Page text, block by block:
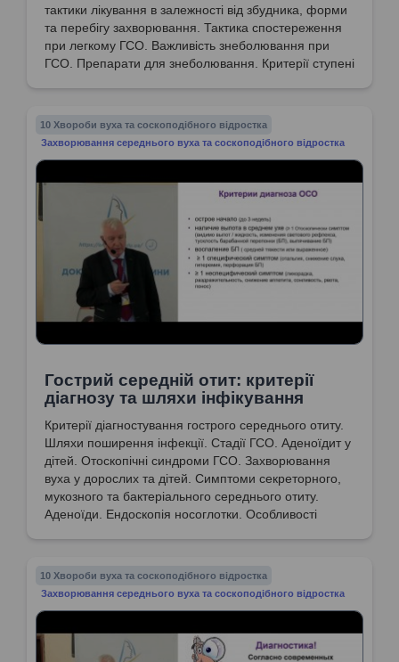
тактики лікування в залежності від збудника, форми
та перебігу захворювання. Тактика спостереження
при легкому ГСО. Важливість знеболювання при
ГСО. Препарати для знеболювання. Критерії ступені
тривалість лікування ГСО антибіотиками.
10 Хвороби вуха та соскоподібного відростка
Захворювання середнього вуха та соскоподібного відростка
Гострий середній отит: критерії
діагнозу та шляхи інфікування
Критерії діагностування гострого середнього отиту.
Шляхи поширення інфекції. Стадії ГСО. Аденоїдит у
дітей. Отоскопічні синдроми ГСО. Захворювання
вуха у дорослих та дітей. Симптоми секреторного,
мукозного та бактеріального середнього отиту.
Аденоїди. Ендоскопія носоглотки. Особливості
10 Хвороби вуха та соскоподібного відростка
Захворювання середнього вуха та соскоподібного відростка